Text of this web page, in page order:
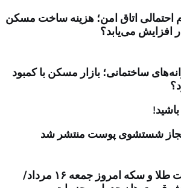
احتمالی اتاق امن؛ هزینه ساخت مسکن
افزایش می‌یابد؟
ساختمانی؛ بازار مسکن با کمبود
شستشوی پوست منتشر شد
قیمت طلا و سکه امروز جمعه ۱۶ مرداد/